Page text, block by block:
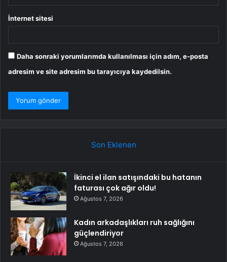
İnternet sitesi
Daha sonraki yorumlarımda kullanılması için adım, e-posta
adresim ve site adresim bu tarayıcıya kaydedilsin.
Son Eklenen
İkinci el ilan satışındaki bu hatanın
faturası çok ağır oldu!
Ağustos 7, 2026
Kadın arkadaşlıkları ruh sağlığını
güçlendiriyor
Ağustos 7, 2026